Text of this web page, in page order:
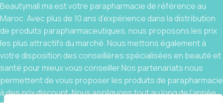
Beautymall.ma est votre parapharmacie de référence au
Maroc. Avec plus de 10 ans d’expérience dans la distribution
de produits parapharmaceutiques, nous proposons les prix
les plus attractifs du marché. Nous mettons également à
votre disposition des conseillères spécialisées en beauté et
santé pour mieux vous conseiller.Nos partenariats nous
permettent de vous proposer les produits de parapharmacie
à des prix discount. Nous appliquons tout au long de l’année